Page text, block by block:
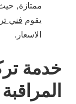
ممتازة,
يقوم فني
الاسعار.
خدمة
المراقبة